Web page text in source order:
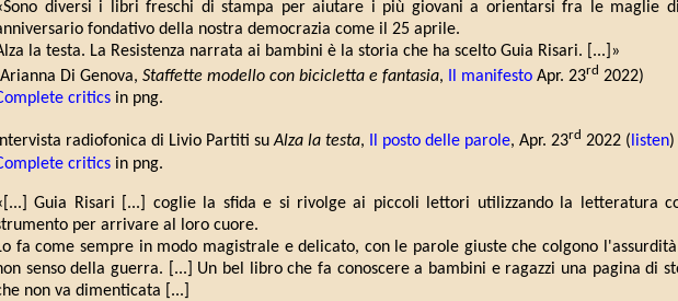
diversi i libri freschi di stampa per aiutare i più giovani a orientarsi fra le maglie
fondativo della nostra democrazia come il 25 aprile.
la testa. La Resistenza narrata ai bambini è la storia che ha scelto Guia Risari. [...]»
Di Genova, Staffette modello con bicicletta e fantasia, Il manifesto Apr. 23rd 2022)
critics in png.
radiofonica di Livio Partiti suAlza la testa, Il posto delle parole, Apr. 23rd 2022 (listen)
critics in png.
Guia Risari [...] coglie la sfida e si rivolge ai piccoli lettori utilizzando la letteratura
per arrivare al loro cuore.
fa come sempre in modo magistrale e delicato, con le parole giuste che colgono l'assurdità
senso della guerra. [...] Un bel libro che fa conoscere a bambini e ragazzi una pagina di
non va dimenticata [...]